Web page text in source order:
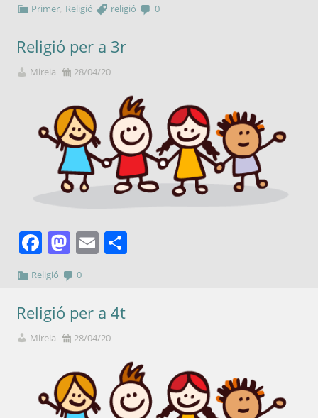
Primer Religió religió 0
Religió per a 3r
Mireia 28/04/20
Facebook
Mastodon
Email
Religió 0
Religió per a 4t
Mireia 28/04/20